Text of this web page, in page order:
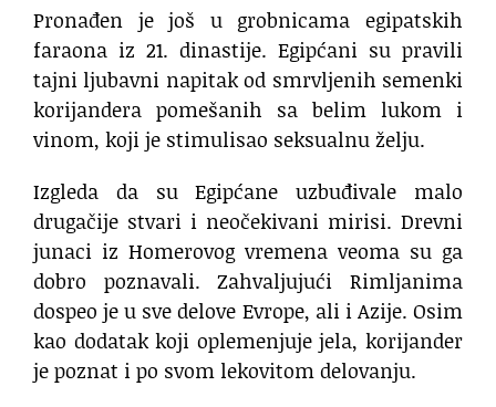
Pronađen je još u grobnicama egipatskih
faraona iz 21. dinastije. Egipćani su pravili
tajni ljubavni napitak od smrvljenih semenki
korijandera pomešanih sa belim lukom i
vinom, koji je stimulisao seksualnu želju.
Izgleda da su Egipćane uzbuđivale malo
drugačije stvari i neočekivani mirisi. Drevni
junaci iz Homerovog vremena veoma su ga
dobro poznavali. Zahvaljujući Rimljanima
dospeo je u sve delove Evrope, ali i Azije. Osim
kao dodatak koji oplemenjuje jela, korijander
je poznat i po svom lekovitom delovanju.